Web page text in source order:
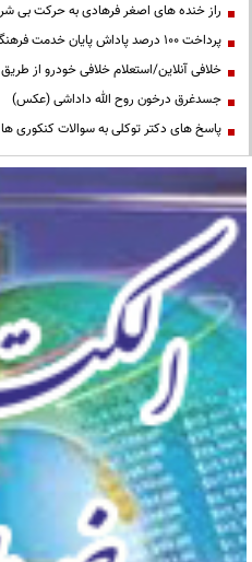
راز خنده های اصغر فرهادی به حرکت بی
پرداخت ۱۰۰ درصد پاداش پایان خدمت فرهنگیان
خلافی آنلاین/استعلام خلافی خودرو از طریق
جسدغرق درخون روح الله داداشی (عکس)
پاسخ های دکتر توکلی به سوالات کنکوری ها